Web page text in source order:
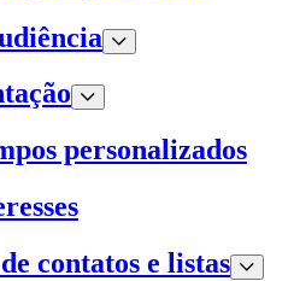
personalizados
contatos e listas